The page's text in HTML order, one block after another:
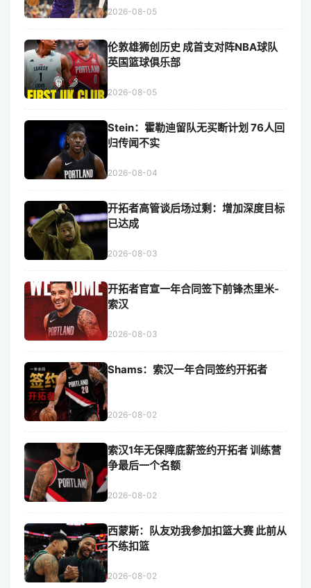
2026-08-05
伦敦雄狮创历史 成首支对阵NBA球队
英国篮球俱乐部
2026-08-05
Stein：霍勒迪留队无买断计划 76人回
归传闻不实
2026-08-04
开拓者高管谈后场过剩：增加深度目标
已达成
2026-08-03
开拓者官宣一年合同签下前锋杰里米-
索汉
2026-08-03
Shams：索汉一年合同签约开拓者
2026-08-02
索汉1年无保障底薪签约开拓者 训练营
争最后一个名额
2026-08-02
西蒙斯：队友劝我参加扣篮大赛 此前从
不练扣篮
2026-08-02